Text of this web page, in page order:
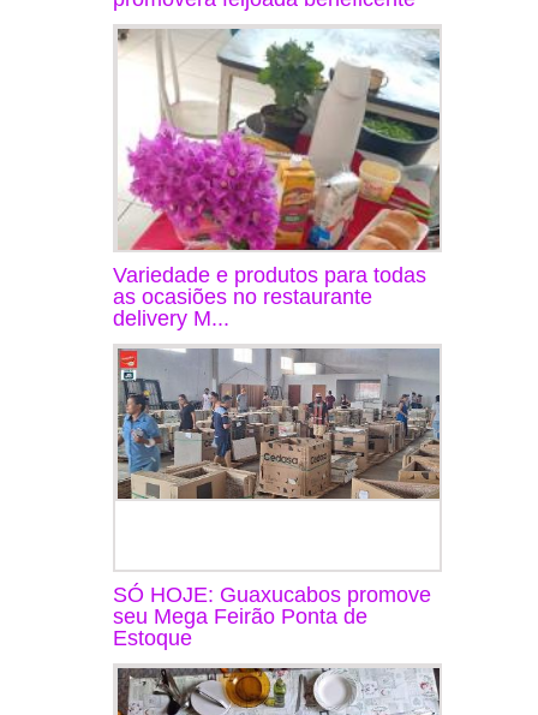
Variedade e produtos para todas
as ocasiões no restaurante
delivery M...
SÓ HOJE: Guaxucabos promove
seu Mega Feirão Ponta de
Estoque